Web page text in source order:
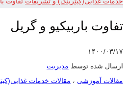
تفاوت باربیکیو و گریل
۱۴۰۰/۰۳/۱۷
ارسال شده توسط مدیریت
مقالات آموزشی ، مقالات خدمات